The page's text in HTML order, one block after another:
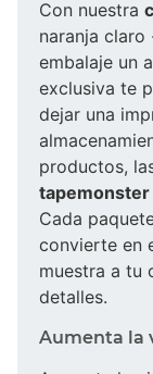
Con nuestra
naranja claro
embalaje un
exclusiva te
dejar una
productos,
tapemonster
Cada
convierte en
muestra a tu
detalles.
Aumenta la